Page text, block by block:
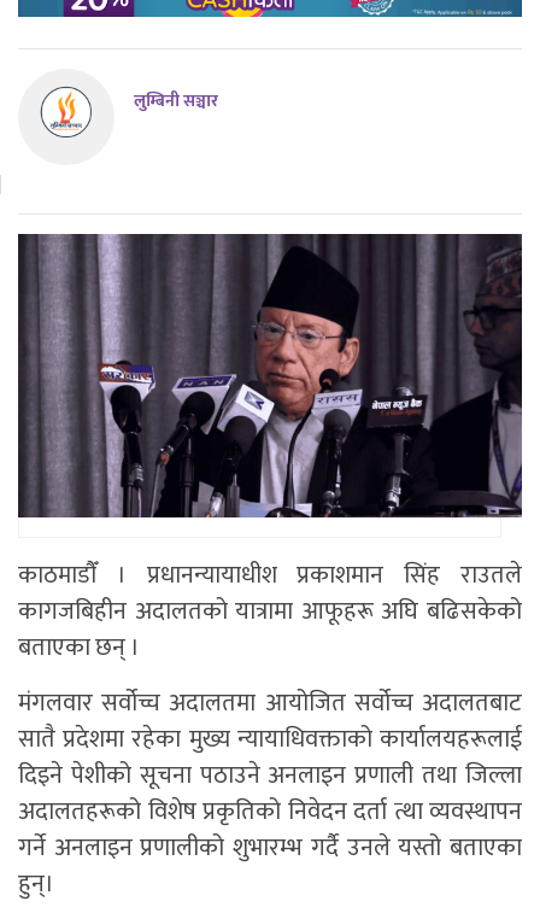
लुम्बिनी सञ्चार
काठमाडाैँ । प्रधानन्यायाधीश प्रकाशमान सिंह राउतले
कागजबिहीन अदालतको यात्रामा आफूहरू अघि बढिसकेको
बताएका छन् ।
मंगलवार सर्वोच्च अदालतमा आयोजित सर्वोच्च अदालतबाट
सातै प्रदेशमा रहेका मुख्य न्यायाधिवक्ताको कार्यालयहरूलाई
दिइने पेशीको सूचना पठाउने अनलाइन प्रणाली तथा जिल्ला
अदालतहरूको विशेष प्रकृतिको निवेदन दर्ता त्था व्यवस्थापन
गर्ने अनलाइन प्रणालीको शुभारम्भ गर्दै उनले यस्तो बताएका
हुन्।